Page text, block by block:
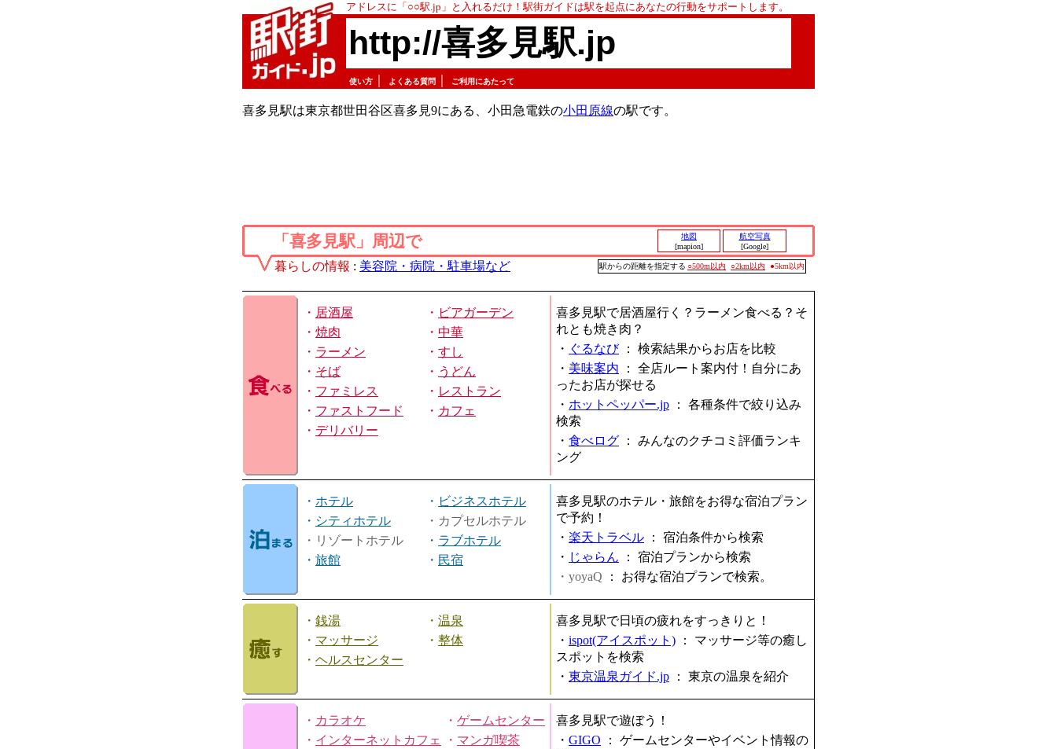
アドレスに「○○駅.jp」と入れるだけ！駅街ガイドは駅を起点にあなたの行動をサポートします。
http://喜多見駅.jp
使い方 よくある質問 ご利用にあたって
喜多見駅は東京都世田谷区喜多見9にある、小田急電鉄の小田原線の駅です。
「喜多見駅」周辺で
地図
[mapion]
航空写真
[Google]
暮らしの情報 : 美容院・病院・駐車場など 駅からの距離を指定する ○500m以内 ○2km以内 ●5km以内
・ 居酒屋 ・ ビアガーデン
・ 焼肉 ・ 中華
・ ラーメン ・ すし
・ そば ・ うどん
・ ファミレス ・ レストラン
・ ファストフード ・ カフェ
・ デリバリー
喜多見駅で居酒屋行く？ラーメン食べる？そ
れとも焼き肉？
・ ぐるなび： 検索結果からお店を比較
・ 美味案内 ： 全店ルート案内付！自分にあ
ったお店が探せる
・ ホットペッパー.jp ： 各種条件で絞り込み
検索
・ 食べログ ： みんなのクチコミ評価ランキ
ング
・ ホテル ・ ビジネスホテル
・ シティホテル
・カプセルホテル
・リゾートホテル
・ ラブホテル
・ 旅館 ・ 民宿
喜多見駅のホテル・旅館をお得な宿泊プラン
で予約！
・ 楽天トラベル ： 宿泊条件から検索
・ じゃらん ： 宿泊プランから検索
・yoyaQ ： お得な宿泊プランで検索。
・ 銭湯 ・ 温泉
・ マッサージ ・ 整体
・ ヘルスセンター
喜多見駅で日頃の疲れをすっきりと！
・ ispot(アイスポット) ： マッサージ等の癒し
スポットを検索
・ 東京温泉ガイド.jp ： 東京の温泉を紹介
・ カラオケ ・ ゲームセンター
・ インターネットカフェ ・ マンガ喫茶
喜多見駅で遊ぼう！
・ GIGO ： ゲームセンターやイベント情報の